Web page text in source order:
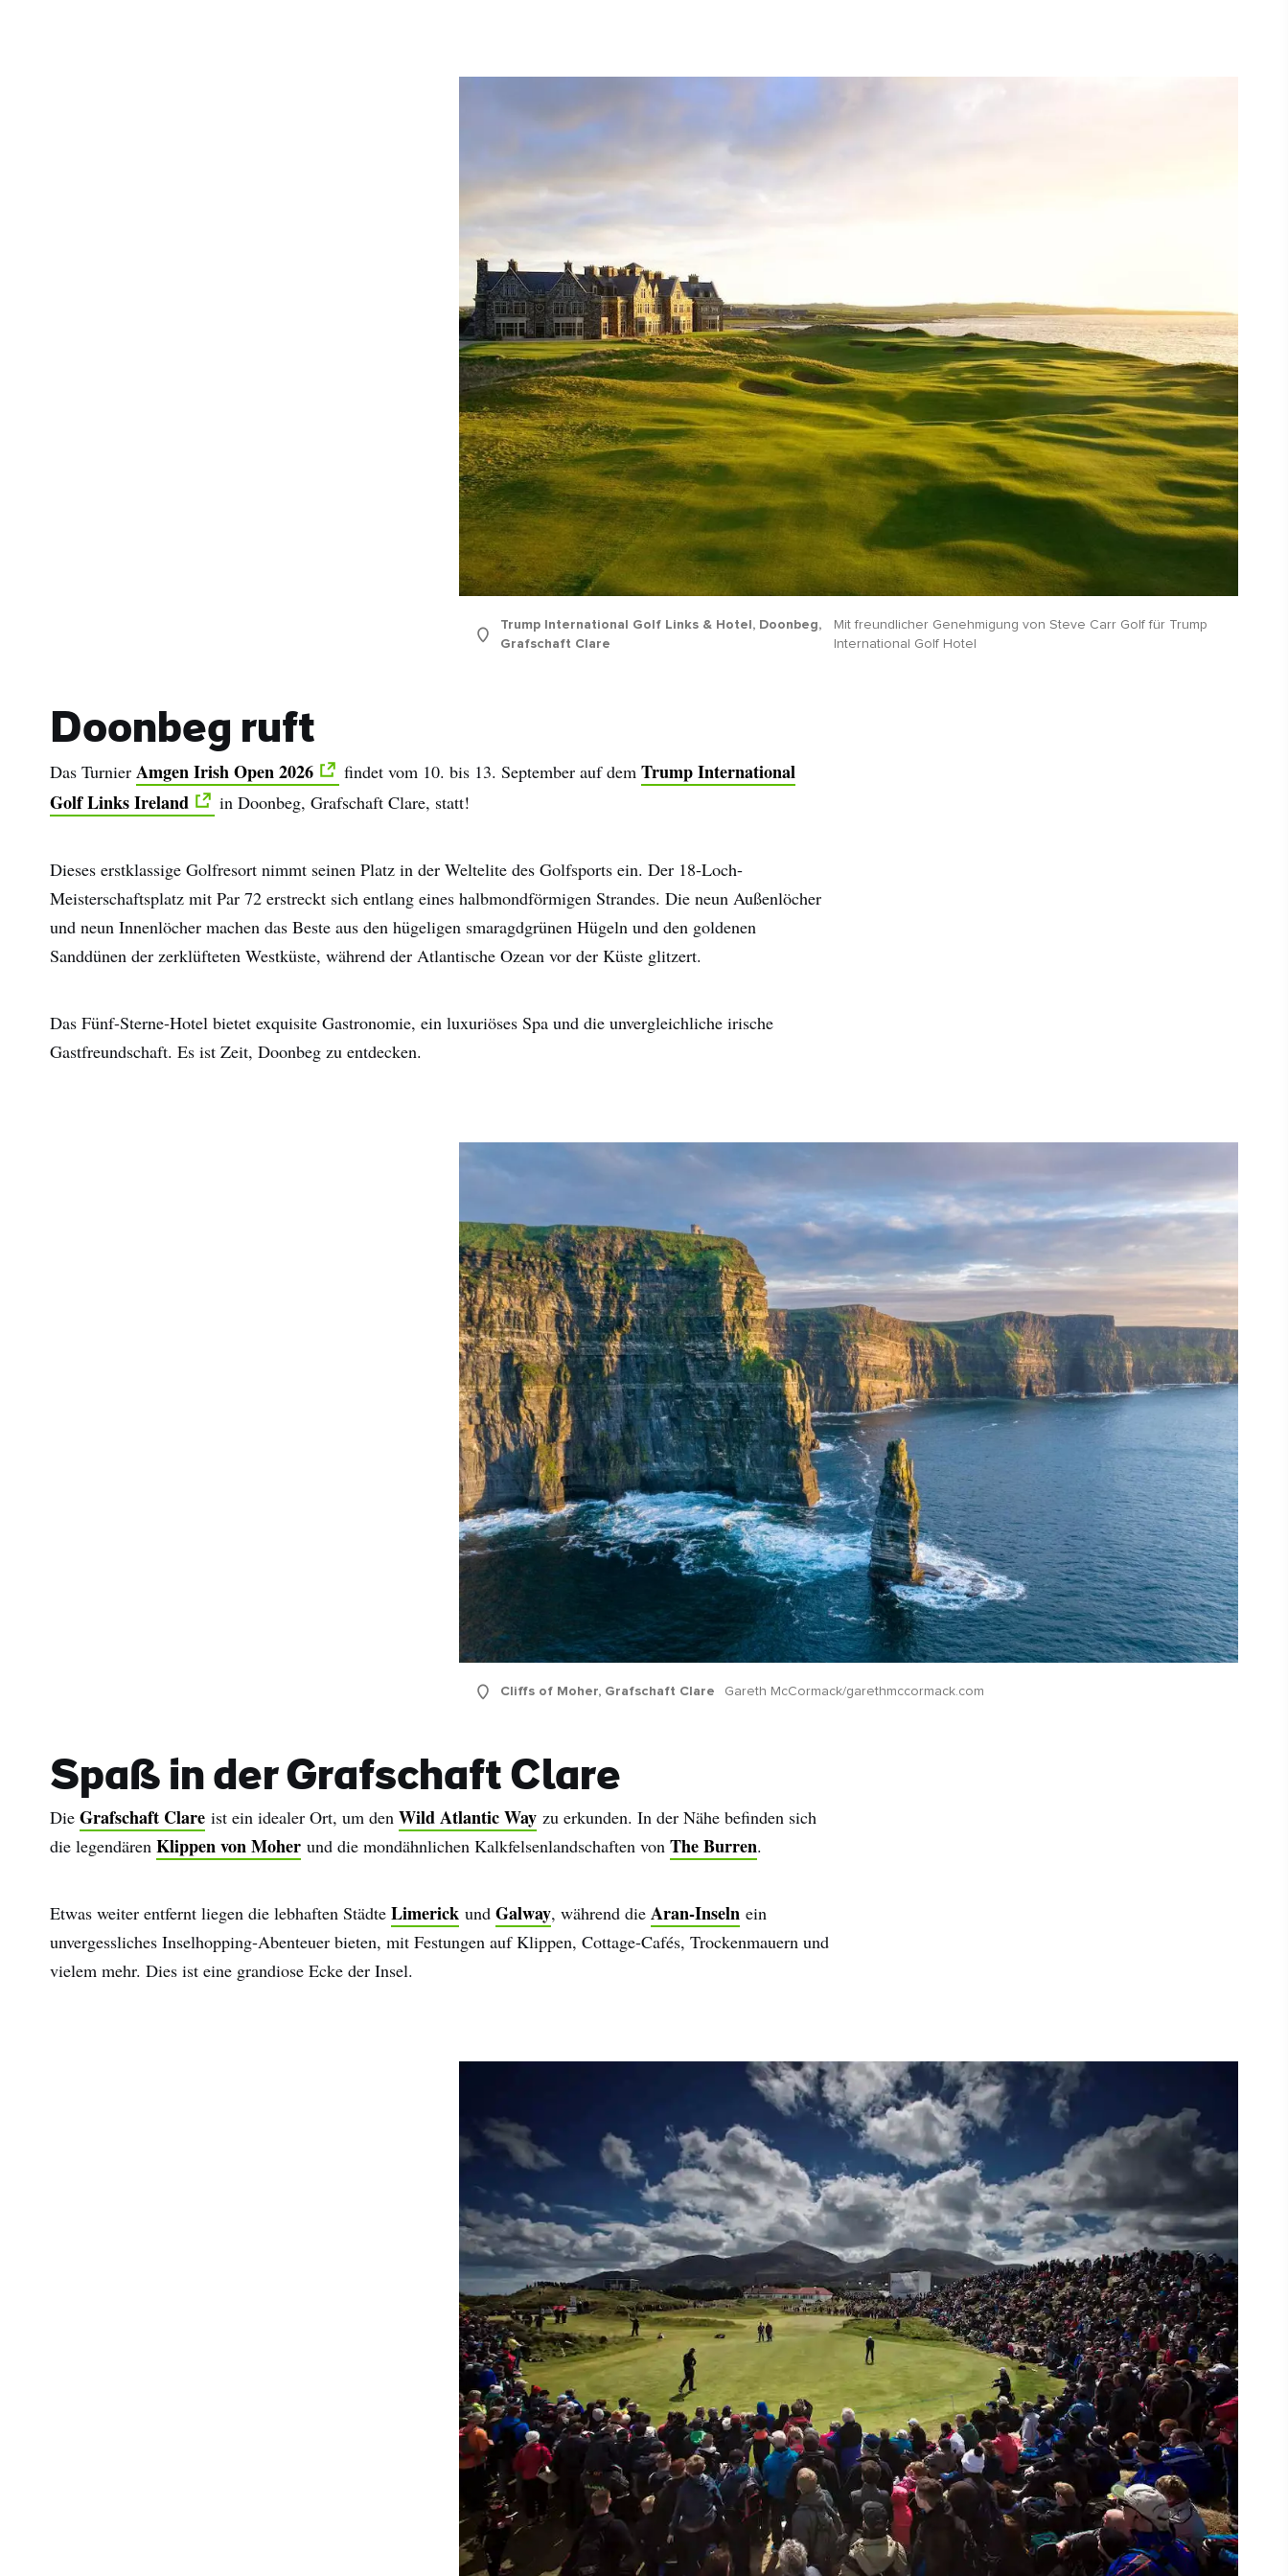
Nachname
Mit der Anmeldung erkläre ich mich damit einverstanden,
personalisierte E-Mails zu erhalten. Diese basieren auf meiner
Nutzung der Website und E-Mails von Tourism Ireland sowie meiner
Interaktion mit Werbung von Tourism Ireland auf anderen Websites,
Cookies und Pixeln. Sie können Ihre Einwilligung jederzeit widerrufen -
klicken Sie einfach auf "Abmelden" in unseren E-Mails. Weitere
Informationen darüber, wie wir Ihre persönlichen Daten verwenden,
finden Sie in unserer
Datenschutzrichtlinie.
Anmelden
Trump International Golf Links & Hotel, Doonbeg,
Grafschaft Clare
Mit freundlicher Genehmigung von Steve Carr Golf für Trump
International Golf Hotel
Doonbeg ruft
Das Turnier Amgen Irish Open 2026 findet vom 10. bis 13. September auf dem Trump International
Golf Links Ireland
in Doonbeg, Grafschaft Clare, statt!
Dieses erstklassige Golfresort nimmt seinen Platz in der Weltelite des Golfsports ein. Der 18-Loch-
Meisterschaftsplatz mit Par 72 erstreckt sich entlang eines halbmondförmigen Strandes. Die neun Außenlöcher
und neun Innenlöcher machen das Beste aus den hügeligen smaragdgrünen Hügeln und den goldenen
Sanddünen der zerklüfteten Westküste, während der Atlantische Ozean vor der Küste glitzert.
Das Fünf-Sterne-Hotel bietet exquisite Gastronomie, ein luxuriöses Spa und die unvergleichliche irische
Gastfreundschaft. Es ist Zeit, Doonbeg zu entdecken.
Cliffs of Moher, Grafschaft Clare Gareth McCormack/garethmccormack.com
Spaß in der Grafschaft Clare
Die Grafschaft Clare ist ein idealer Ort, um den Wild Atlantic Way zu erkunden. In der Nähe befinden sich
die legendären Klippen von Moher und die mondähnlichen Kalkfelsenlandschaften von The Burren.
Etwas weiter entfernt liegen die lebhaften Städte Limerick und Galway, während die Aran-Inseln ein
unvergessliches Inselhopping-Abenteuer bieten, mit Festungen auf Klippen, Cottage-Cafés, Trockenmauern und
vielem mehr. Dies ist eine grandiose Ecke der Insel.